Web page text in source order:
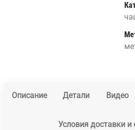
Описание Детали Видео
Условия доставки и